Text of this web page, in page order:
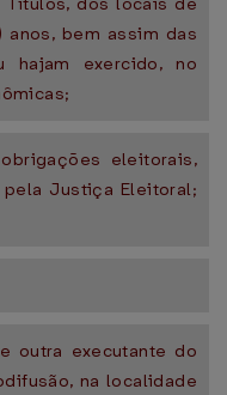
bem assim das
hajam exercido, no
eleitorais,
Justiça Eleitoral;
outra executante do
na localidade